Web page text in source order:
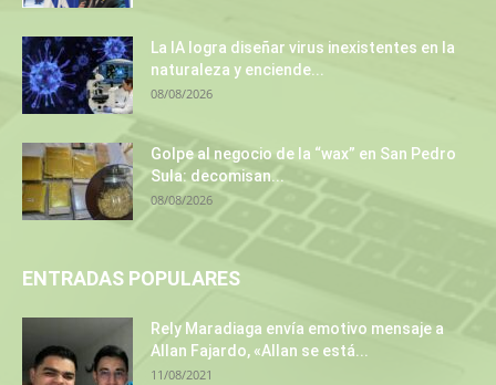
La IA logra diseñar virus inexistentes en la
naturaleza y enciende...
08/08/2026
Golpe al negocio de la “wax” en San Pedro
Sula: decomisan...
08/08/2026
ENTRADAS POPULARES
Rely Maradiaga envía emotivo mensaje a
Allan Fajardo, «Allan se está...
11/08/2021